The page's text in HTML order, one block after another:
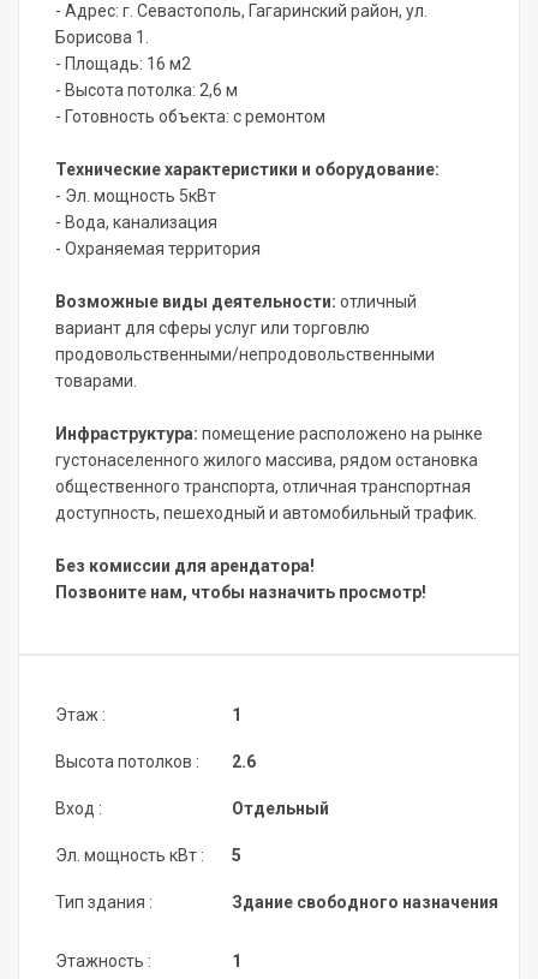
- Адрес: г. Севастополь, Гагаринский район, ул.
Борисова 1.
- Площадь: 16 м2
- Высота потолка: 2,6 м
- Готовность объекта: с ремонтом
Технические характеристики и оборудование:
- Эл. мощность 5кВт
- Вода, канализация
- Охраняемая территория
Возможные виды деятельности: отличный
вариант для сферы услуг или торговлю
продовольственными/непродовольственными
товарами.
Инфраструктура: помещение расположено на рынке
густонаселенного жилого массива, рядом остановка
общественного транспорта, отличная транспортная
доступность, пешеходный и автомобильный трафик.
Без комиссии для арендатора!
Позвоните нам, чтобы назначить просмотр!
Этаж :
Высота потолков :
Вход :
Эл. мощность кВт :
Тип здания :
1
2.6
Отдельный
5
Здание свободного назначения
Этажность : 1